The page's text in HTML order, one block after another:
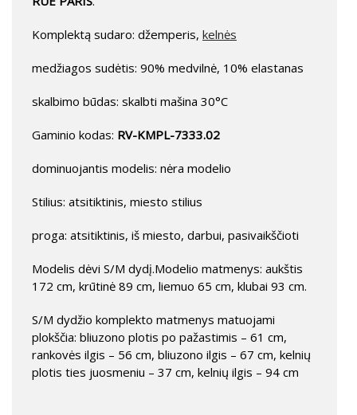
Komplektą sudaro: džemperis, kelnės
medžiagos sudėtis: 90% medvilnė, 10% elastanas
skalbimo būdas: skalbti mašina 30°C
Gaminio kodas: RV-KMPL-7333.02
dominuojantis modelis: nėra modelio
Stilius: atsitiktinis, miesto stilius
proga: atsitiktinis, iš miesto, darbui, pasivaikščioti
Modelis dėvi S/M dydį.Modelio matmenys: aukštis
172 cm, krūtinė 89 cm, liemuo 65 cm, klubai 93 cm.
S/M dydžio komplekto matmenys matuojami
plokščia: bliuzono plotis po pažastimis – 61 cm,
rankovės ilgis – 56 cm, bliuzono ilgis – 67 cm, kelnių
plotis ties juosmeniu – 37 cm, kelnių ilgis – 94 cm